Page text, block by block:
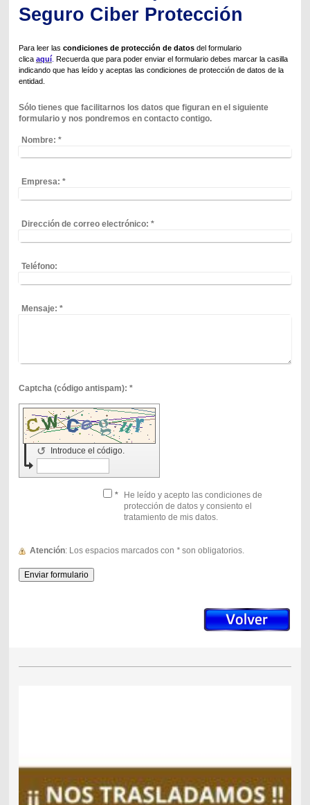
Seguro Ciber Protección
Para leer las condiciones de protección de datosdel formulario
clica aquí. Recuerda que para poder enviar el formulario debes marcar la casilla
indicando que has leído y aceptas las condiciones de protección de datos de la
entidad.
Sólo tienes que facilitarnos los datos que figuran en el siguiente
formulario y nos pondremos en contacto contigo.
Nombre: *
Empresa: *
Dirección de correo electrónico: *
Teléfono:
Mensaje: *
Captcha (código antispam): *
Introduce el código.
↺
*
He leído y acepto las condiciones de
protección de datos y consiento el
tratamiento de mis datos.
Atención : Los espacios marcados con *son obligatorios.